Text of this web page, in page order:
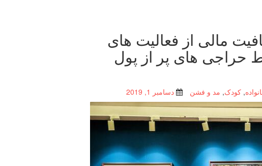
مالی از فعالیت های
حراجی های پر از پول
, کودک, مد و فشن دسامبر 1, 2019